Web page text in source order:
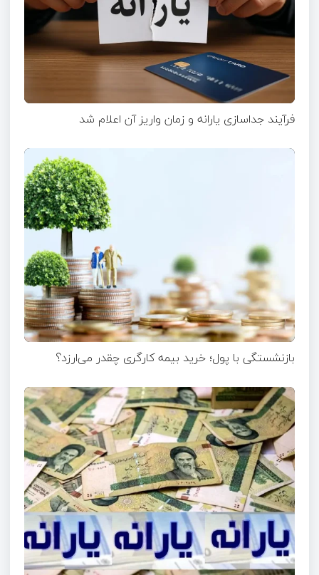
فرآیند جداسازی یارانه و زمان واریز آن اعلام شد
بازنشستگی با پول؛ خرید بیمه کارگری چقدر می‌ارزد؟